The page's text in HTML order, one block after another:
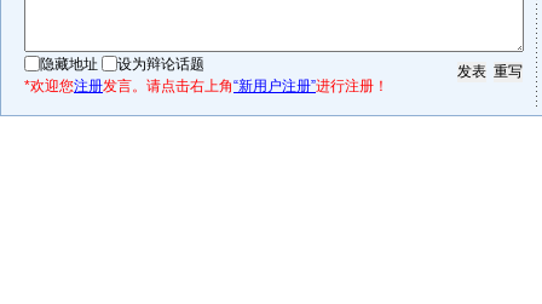
隐藏地址
设为辩论话题
*欢迎您注册发言。请点击右上角“新用户注册”进行注册！